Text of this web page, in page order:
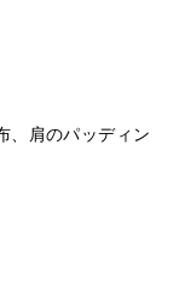
、肩のパッディン